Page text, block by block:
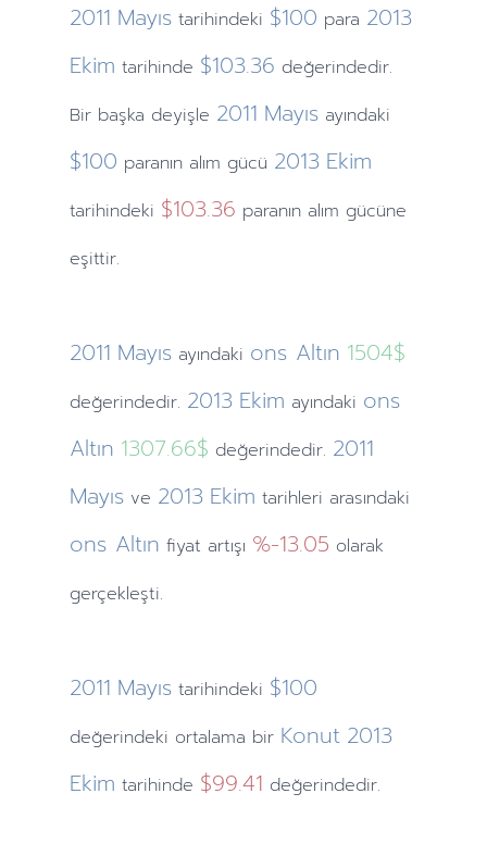
2011 Mayıs tarihindeki $100 para 2013
Ekim tarihinde $103.36 değerindedir.
Bir başka deyişle 2011 Mayıs ayındaki
$100 paranın alım gücü 2013 Ekim
tarihindeki $103.36 paranın alım gücüne
eşittir.
2011 Mayıs ayındaki ons Altın 1504$
değerindedir. 2013 Ekim ayındaki ons
Altın 1307.66$ değerindedir. 2011
Mayıs ve 2013 Ekim tarihleri arasındaki
ons Altın fiyat artışı %-13.05 olarak
gerçekleşti.
2011 Mayıs tarihindeki $100
değerindeki ortalama bir Konut 2013
Ekim tarihinde $99.41 değerindedir.